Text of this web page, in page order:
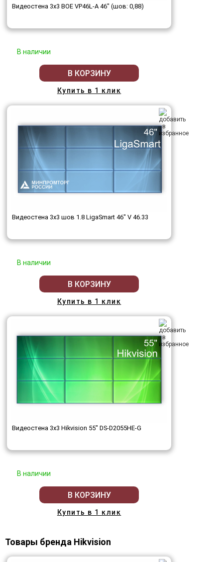
Видеостена 3x3 BOE VP46L-A 46" (шов: 0,88)
В наличии
В КОРЗИНУ
Купить в 1 клик
Видеостена 3x3 шов 1.8 LigaSmart 46" V 46.33
В наличии
В КОРЗИНУ
Купить в 1 клик
Видеостена 3x3 Hikvision 55" DS-D2055HE-G
В наличии
В КОРЗИНУ
Купить в 1 клик
Товары бренда Hikvision